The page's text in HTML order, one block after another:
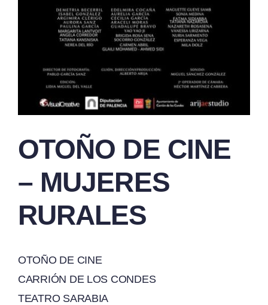
OTOÑO DE CINE
– MUJERES
RURALES
OTOÑO DE CINE
CARRIÓN DE LOS CONDES
TEATRO SARABIA